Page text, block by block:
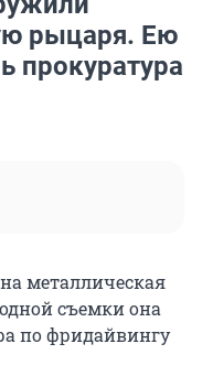
рыцаря. Ею
прокуратура
металлическая
съемки она
по фридайвингу